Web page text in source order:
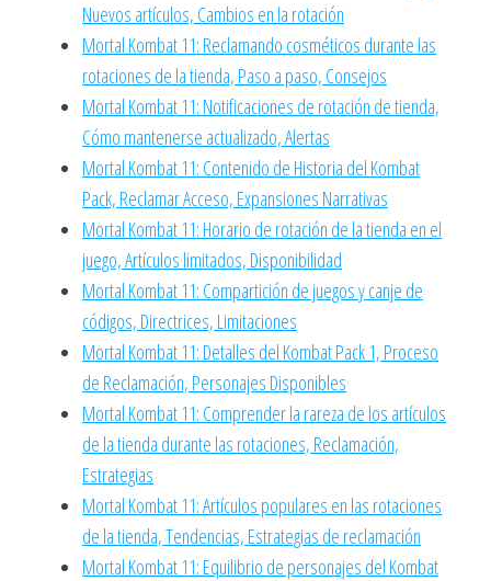
Nuevos artículos, Cambios en la rotación
Mortal Kombat 11: Reclamando cosméticos durante las
rotaciones de la tienda, Paso a paso, Consejos
Mortal Kombat 11: Notificaciones de rotación de tienda,
Cómo mantenerse actualizado, Alertas
Mortal Kombat 11: Contenido de Historia del Kombat
Pack, Reclamar Acceso, Expansiones Narrativas
Mortal Kombat 11: Horario de rotación de la tienda en el
juego, Artículos limitados, Disponibilidad
Mortal Kombat 11: Compartición de juegos y canje de
códigos, Directrices, Limitaciones
Mortal Kombat 11: Detalles del Kombat Pack 1, Proceso
de Reclamación, Personajes Disponibles
Mortal Kombat 11: Comprender la rareza de los artículos
de la tienda durante las rotaciones, Reclamación,
Estrategias
Mortal Kombat 11: Artículos populares en las rotaciones
de la tienda, Tendencias, Estrategias de reclamación
Mortal Kombat 11: Equilibrio de personajes del Kombat